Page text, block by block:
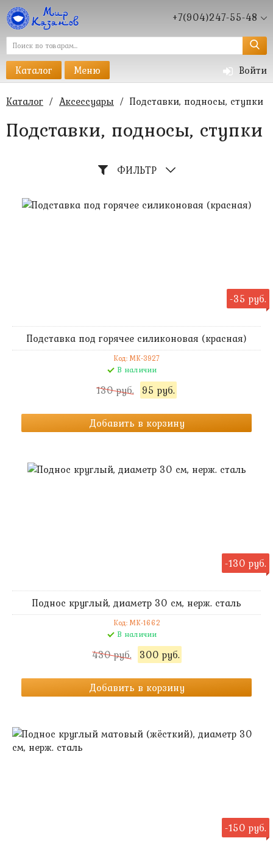
+7(904)247-55-48
Каталог Меню Войти
Каталог / Аксессуары / Подставки, подносы, ступки
Подставки, подносы, ступки
ФИЛЬТР
-35 руб.
Подставка под горячее силиконовая (красная)
Код: MK-3927
В наличии
130 руб. 95 руб.
Добавить в корзину
-130 руб.
Поднос круглый, диаметр 30 см, нерж. сталь
Код: MK-1662
В наличии
430 руб. 300 руб.
Добавить в корзину
-150 руб.